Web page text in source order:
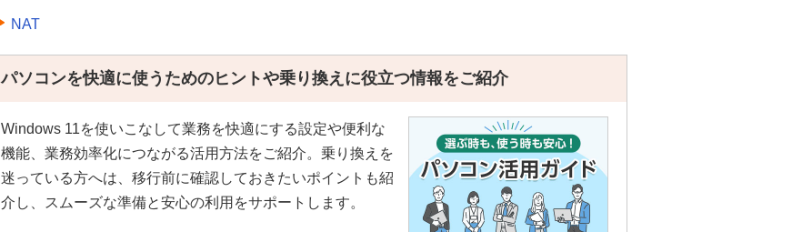
NAT
パソコンを快適に使うためのヒントや乗り換えに役立つ情報をご紹介
Windows 11を使いこなして業務を快適にする設定や便利な
機能、業務効率化につながる活用方法をご紹介。乗り換えを
迷っている方へは、移行前に確認しておきたいポイントも紹
介し、スムーズな準備と安心の利用をサポートします。